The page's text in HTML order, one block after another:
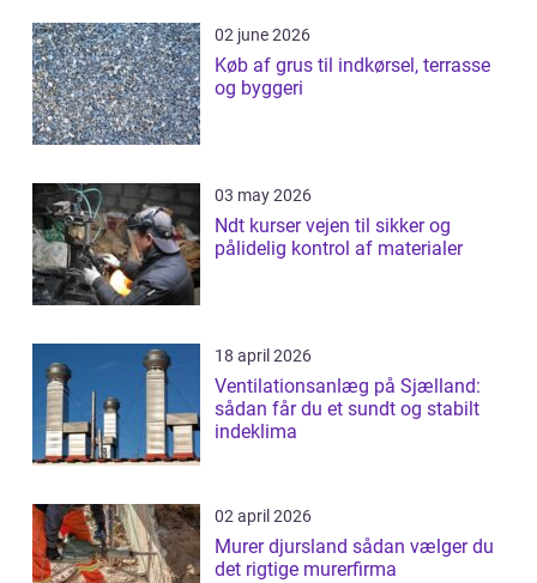
02 june 2026
Køb af grus til indkørsel, terrasse
og byggeri
03 may 2026
Ndt kurser vejen til sikker og
pålidelig kontrol af materialer
18 april 2026
Ventilationsanlæg på Sjælland:
sådan får du et sundt og stabilt
indeklima
02 april 2026
Murer djursland sådan vælger du
det rigtige murerfirma